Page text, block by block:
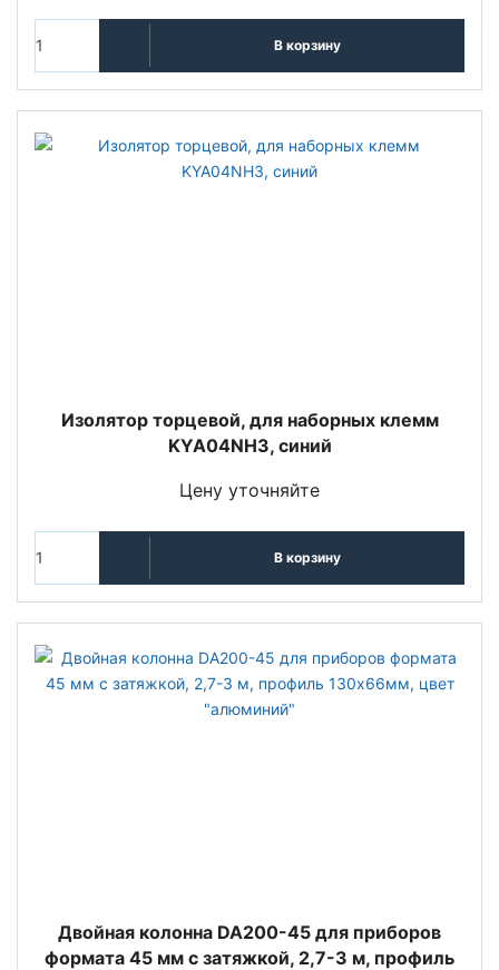
В корзину
Изолятор торцевой, для наборных клемм
KYA04NH3, синий
Цену уточняйте
В корзину
Двойная колонна DA200-45 для приборов
формата 45 мм с затяжкой, 2,7-3 м, профиль